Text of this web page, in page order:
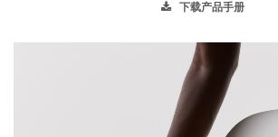
下载产品手册